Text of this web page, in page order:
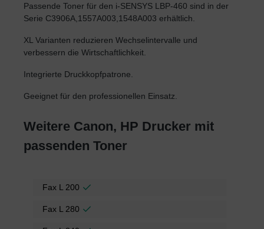
Passende Toner für den i-SENSYS LBP-460 sind in der
Serie C3906A,1557A003,1548A003 erhältlich.
XL Varianten reduzieren Wechselintervalle und
verbessern die Wirtschaftlichkeit.
Integrierte Druckkopfpatrone.
Geeignet für den professionellen Einsatz.
Weitere Canon, HP Drucker mit
passenden Toner
Fax L 200
Fax L 280